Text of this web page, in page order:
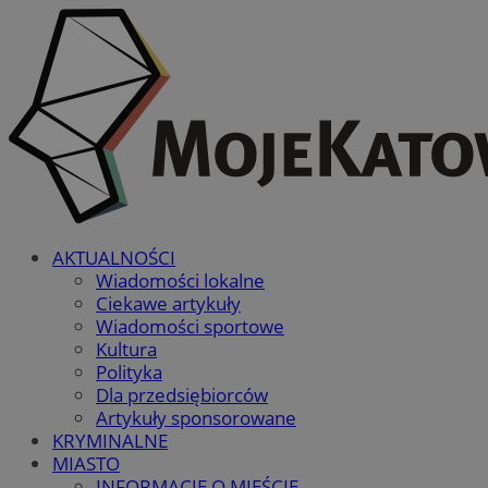
AKTUALNOŚCI
Wiadomości lokalne
Ciekawe artykuły
Wiadomości sportowe
Kultura
Polityka
Dla przedsiębiorców
Artykuły sponsorowane
KRYMINALNE
MIASTO